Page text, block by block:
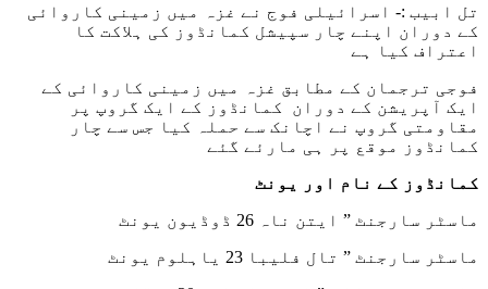
تل ابیب :- اسرائیلی فوج نے غزہ میں زمینی کاروائی
کے دوران اپنے چار سپیشل کمانڈوز کی ہلاکت کا
اعتراف کیا ہے
فوجی ترجمان کے مطابق غزہ میں زمینی کاروائی کے
ایک آپریشن کے دوران کمانڈوز کے ایک گروپ پر
مقاومتی گروپ نے اچانک سے حملہ کیا جس سے چار
کمانڈوز موقع پر ہی مارئے گئے
کمانڈوز کے نام اور یونٹ
ماسٹر سارجنٹ ” ایتن ناہ 26 ڈوڈیون یونٹ
ماسٹر سارجنٹ ” تال فلیبا 23 یاہلوم یونٹ